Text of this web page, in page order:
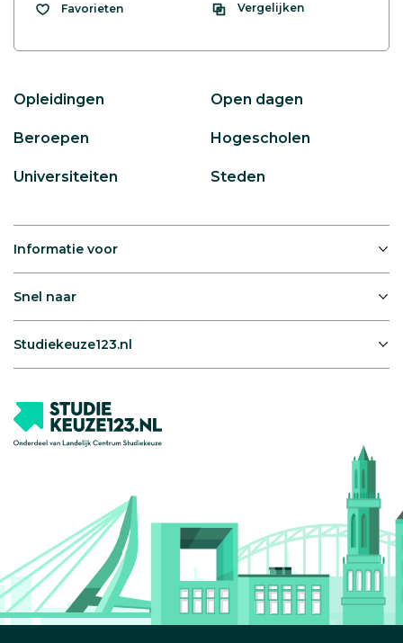
Favorieten Vergelijken
Opleidingen Open dagen
Beroepen Hogescholen
Universiteiten Steden
Informatie voor
Snel naar
Studiekeuze123.nl